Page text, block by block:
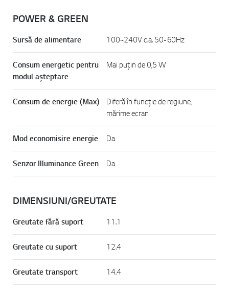
POWER & GREEN
Sursă de alimentare 100~240V c.a. 50-60Hz
Consum energetic pentru
modul așteptare
Mai puțin de 0,5 W
Consum de energie (Max)
Diferă în funcție de regiune,
mărime ecran
Mod economisire energie Da
Senzor Illuminance Green Da
DIMENSIUNI/GREUTATE
Greutate fără suport 11.1
Greutate cu suport 12.4
Greutate transport 14.4